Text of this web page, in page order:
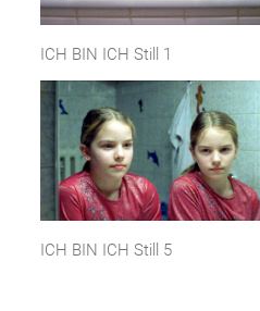
ICH BIN ICH Still 1
ICH BIN ICH Still 5